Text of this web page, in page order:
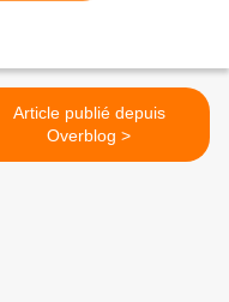
Article publié depuis
Overblog >